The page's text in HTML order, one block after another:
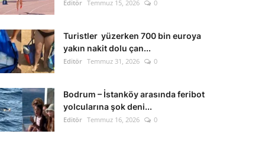
Editör Temmuz 15, 2026 0
Turistler yüzerken 700 bin euroya
yakın nakit dolu çan...
Editör Temmuz 31, 2026 0
Bodrum – İstanköy arasında feribot
yolcularına şok deni...
Editör Temmuz 16, 2026 0